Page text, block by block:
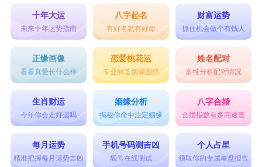
十年大运
未来十年运势指南
八字起名
有好名就有好命
财富运势
抓住机会做个有钱人
正缘画像
看看真爱长什么样
恋爱桃花运
专业解答姻缘困惑
姓名配对
多维分析配对情况
生肖财运
今年你会走好运吗
姻缘分析
揭秘你命中注定姻缘
八字合婚
合婚指数有多高速查
每月运势
精准把握每月运势吉凶
手机号码测吉凶
靓号在线测试
个人占星
领取你的专属星盘报告